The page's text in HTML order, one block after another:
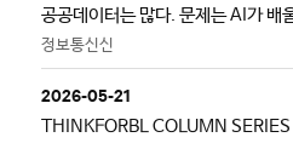
공공데이터는 많다. 문제는 AI가 배
정보통신신
2026-05-21
THINKFORBL COLUMN SERIES